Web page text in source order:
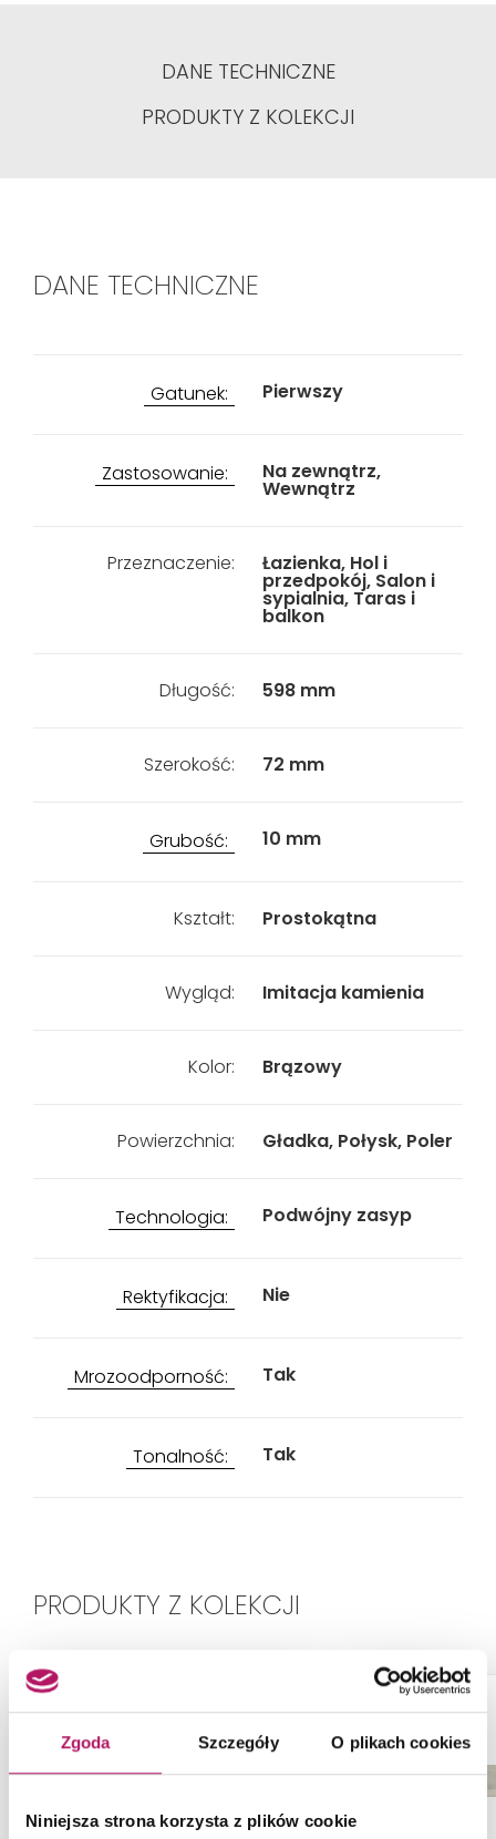
Zgoda Szczegóły O plikach cookies
Niniejsza strona korzysta z plików cookie
DANE TECHNICZNE
PRODUKTY Z KOLEKCJI
DANE TECHNICZNE
Gatunek: Pierwszy
Zastosowanie: Na zewnątrz,
Wewnątrz
Przeznaczenie: Łazienka, Hol i
przedpokój, Salon i
sypialnia, Taras i
balkon
Długość: 598 mm
Szerokość: 72 mm
Grubość: 10 mm
Kształt: Prostokątna
Wygląd: Imitacja kamienia
Kolor: Brązowy
Powierzchnia: Gładka, Połysk, Poler
Technologia: Podwójny zasyp
Rektyfikacja: Nie
Mrozoodporność: Tak
Tonalność: Tak
PRODUKTY Z KOLEKCJI